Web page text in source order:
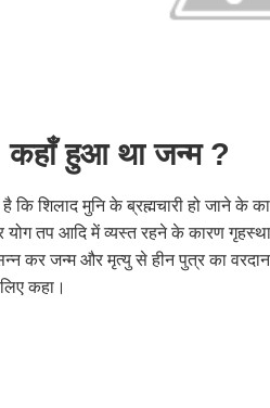
कहाँ हुआ था जन्म ?
कि शिलाद मुनि के ब्रह्मचारी हो जाने के
योग तप आदि में व्यस्त रहने के कारण
कर जन्म और मृत्यु से हीन पुत्र का
कहा।